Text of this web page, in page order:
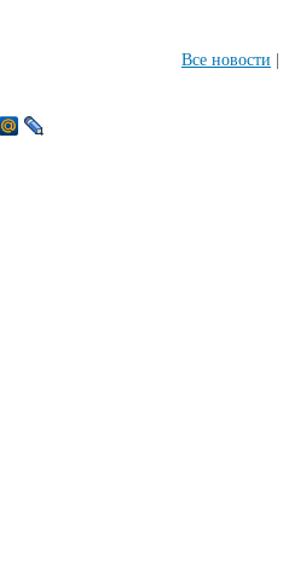
Все новости